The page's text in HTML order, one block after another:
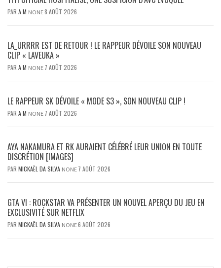
PAR A M NONE8 AOÛT 2026
LA_URRRR EST DE RETOUR ! LE RAPPEUR DÉVOILE SON NOUVEAU
CLIP « LAVEUKA »
PAR A M NONE 7 AOÛT 2026
LE RAPPEUR SK DÉVOILE « MODE S3 », SON NOUVEAU CLIP !
PAR A M NONE 7 AOÛT 2026
AYA NAKAMURA ET RK AURAIENT CÉLÉBRÉ LEUR UNION EN TOUTE
DISCRÉTION [IMAGES]
PAR MICKAËL DA SILVA NONE 7 AOÛT 2026
GTA VI : ROCKSTAR VA PRÉSENTER UN NOUVEL APERÇU DU JEU EN
EXCLUSIVITÉ SUR NETFLIX
PAR MICKAËL DA SILVA NONE6 AOÛT 2026